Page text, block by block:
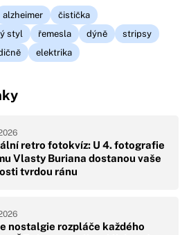
alzheimer
čistička
styl
řemesla dýně
stripsy
elektrika
retro fotokvíz: U 4. fotografie
Vlasty Buriana dostanou vaše
tvrdou ránu
nostalgie rozpláče každého